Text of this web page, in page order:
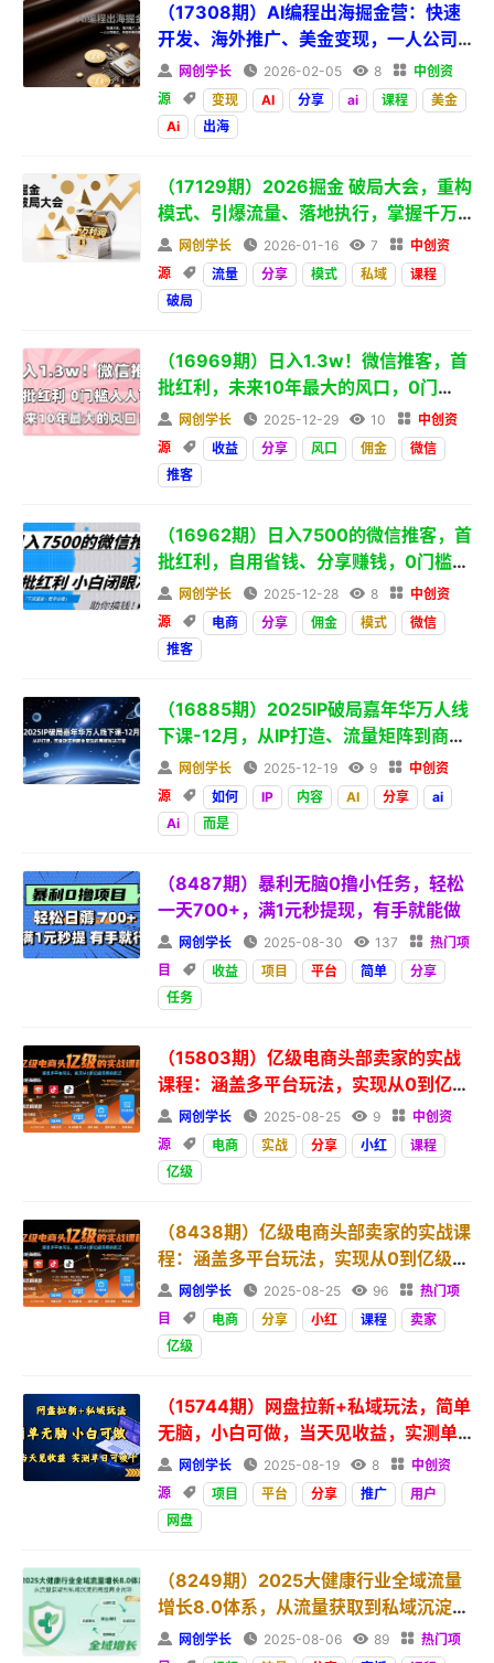
（17308期）AI编程出海掘金营：快速
开发、海外推广、美金变现，一人公司
模式，手把手带你稳定赚美金
 网创学长  2026-02-05  8  中创资
源
 变现 AI 分享 ai 课程
美金
Ai
出海
（17129期）2026掘金 破局大会，重构
模式、引爆流量、落地执行，掌握千万
利润模型，单店年收破千万！
 网创学长  2026-01-16  7  中创资
源
 流量 分享 模式 私域
课程
破局
（16969期）日入1.3w！微信推客，首
批红利，未来10年最大的风口，0门
槛，人人可做！
 网创学长  2025-12-29  10  中创资
源
 收益 分享 风口 佣金
微信
推客
（16962期）日入7500的微信推客，首
批红利，自用省钱、分享赚钱，0门槛小
白闭眼冲！
 网创学长  2025-12-28  8  中创资
源
 电商 分享 佣金 模式
微信
推客
（16885期）2025IP破局嘉年华万人线
下课-12月，从IP打造、流量矩阵到商业
变现的完整解决方案
 网创学长  2025-12-19  9  中创资
源
 如何 IP 内容 AI 分享
ai
Ai
而是
（8487期）暴利无脑0撸小任务，轻松
一天700+，满1元秒提现，有手就能做
 网创学长  2025-08-30  137  热门项
目
 收益 项目 平台 简单
分享
任务
（15803期）亿级电商头部卖家的实战
课程：涵盖多平台玩法，实现从0到亿级
规模的跃迁
 网创学长  2025-08-25  9  中创资
源
 电商 实战 分享 小红
课程
亿级
（8438期）亿级电商头部卖家的实战课
程：涵盖多平台玩法，实现从0到亿级规
模的跃迁
 网创学长  2025-08-25  96  热门项
目
 电商 分享 小红 课程
卖家
亿级
（15744期）网盘拉新+私域玩法，简单
无脑，小白可做，当天见收益，实测单
日可破千
 网创学长  2025-08-19  8  中创资
源
 项目 平台 分享 推广
用户
网盘
（8249期）2025大健康行业全域流量
增长8.0体系，从流量获取到私域沉淀的
完整商业闭环
 网创学长  2025-08-06  89  热门项